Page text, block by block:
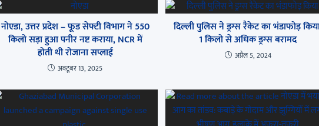
नोएडा, उत्तर प्रदेश – फूड सेफ्टी विभाग ने 550
किलो सड़ा हुआ पनीर नष्ट कराया, NCR में
होती थी रोजाना सप्लाई
अक्टूबर 13, 2025
दिल्ली पुलिस ने ड्रग्स रैकेट का भंडाफोड़
1 किलो से अधिक ड्रग्स बरामद
अप्रैल 5, 2024